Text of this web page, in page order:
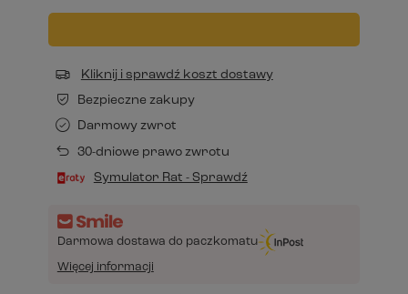
Kliknij i sprawdź koszt dostawy
Bezpieczne zakupy
Darmowy zwrot
30-dniowe prawo zwrotu
Symulator Rat - Sprawdź
Darmowa dostawa do paczkomatu
Więcej informacji